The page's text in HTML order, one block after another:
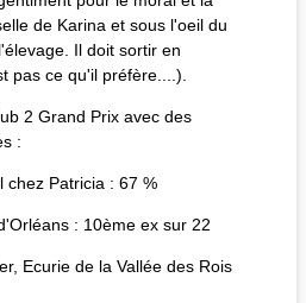
de Karina et sous l'oeil du
Il doit sortir en
pas ce qu'il préfère....).
2 Grand Prix avec des
:
chez Patricia : 67 %
: 10ème ex sur 22
Ecurie de la Vallée des Rois